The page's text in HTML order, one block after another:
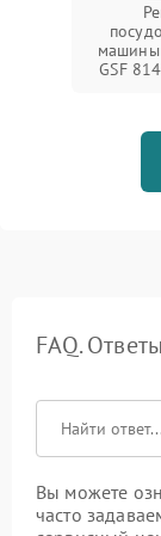
машины
GSF
FAQ.
Вы можете
часто